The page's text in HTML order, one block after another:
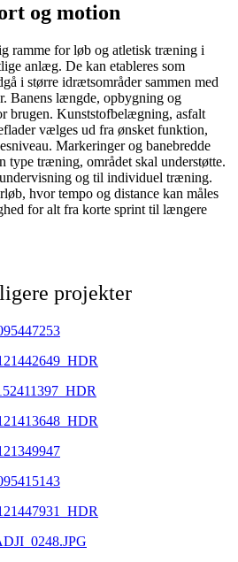
og motion
ramme for løb og atletisk træning i
anlæg. De kan etableres som
i større idrætsområder sammen med
Banens længde, opbygning og
brugen. Kunststofbelægning, asfalt
vælges ud fra ønsket funktion,
Markeringer og banebredde
type træning, området skal understøtte.
og til individuel træning.
hvor tempo og distance kan måles
for alt fra korte sprint til længere
projekter